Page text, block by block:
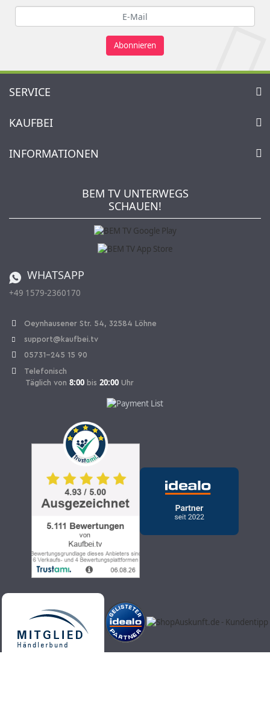
Abonnieren
SERVICE
Warenkorb
Mein Wunschzettel
KAUFBEI
Händler & Hersteller
Affiliateprogramm
INFORMATIONEN
Zahlung und Versand
Vertrag widerrufen
BEM TV UNTERWEGS
SCHAUEN!
WHATSAPP
+49 1579-2360170
Oeynhausener Str. 54, 32584 Löhne
support@kaufbei.tv
05731-245 15 90
Telefonisch
Täglich von 8:00 bis 20:00 Uhr